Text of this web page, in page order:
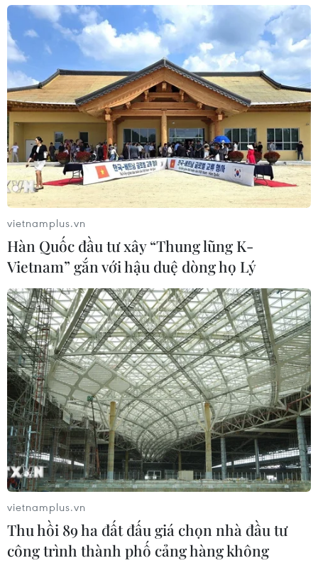
vietnamplus.vn
Hàn Quốc đầu tư xây “Thung lũng K-
Vietnam” gắn với hậu duệ dòng họ Lý
vietnamplus.vn
Thu hồi 89 ha đất đấu giá chọn nhà đầu tư
công trình thành phố cảng hàng không